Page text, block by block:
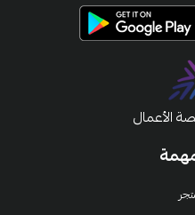
الأعمال